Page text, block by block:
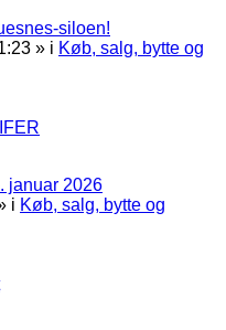
siloen!
» i Køb, salg, bytte og
januar 2026
i Køb, salg, bytte og